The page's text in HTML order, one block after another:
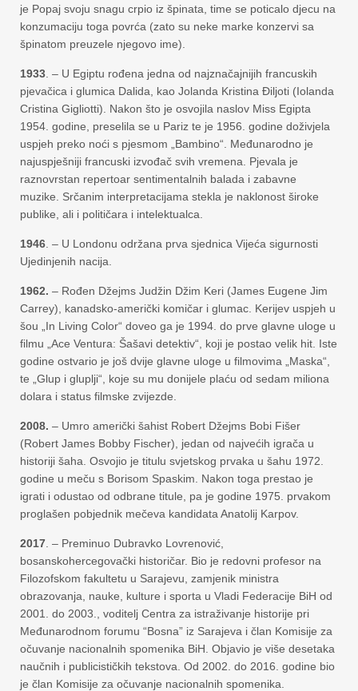
je Popaj svoju snagu crpio iz špinata, time se poticalo djecu na
konzumaciju toga povrća (zato su neke marke konzervi sa
špinatom preuzele njegovo ime).
1933 . – U Egiptu rođena jedna od najznačajnijih francuskih
pjevačica i glumica Dalida, kao Jolanda Kristina Điljoti (Iolanda
Cristina Gigliotti). Nakon što je osvojila naslov Miss Egipta
1954. godine, preselila se u Pariz te je 1956. godine doživjela
uspjeh preko noći s pjesmom „Bambino“. Međunarodno je
najuspješniji francuski izvođač svih vremena. Pjevala je
raznovrstan repertoar sentimentalnih balada i zabavne
muzike. Srčanim interpretacijama stekla je naklonost široke
publike, ali i političara i intelektualca.
1946 . – U Londonu održana prva sjednica Vijeća sigurnosti
Ujedinjenih nacija.
1962. – Rođen Džejms Judžin Džim Keri (James Eugene Jim
Carrey), kanadsko-američki komičar i glumac. Kerijev uspjeh u
šou „In Living Color“ doveo ga je 1994. do prve glavne uloge u
filmu „Ace Ventura: Šašavi detektiv“, koji je postao velik hit. Iste
godine ostvario je još dvije glavne uloge u filmovima „Maska“,
te „Glup i gluplji“, koje su mu donijele plaću od sedam miliona
dolara i status filmske zvijezde.
2008. – Umro američki šahist Robert Džejms Bobi Fišer
(Robert James Bobby Fischer), jedan od najvećih igrača u
historiji šaha. Osvojio je titulu svjetskog prvaka u šahu 1972.
godine u meču s Borisom Spaskim. Nakon toga prestao je
igrati i odustao od odbrane titule, pa je godine 1975. prvakom
proglašen pobjednik mečeva kandidata Anatolij Karpov.
2017 . – Preminuo Dubravko Lovrenović,
bosanskohercegovački historičar. Bio je redovni profesor na
Filozofskom fakultetu u Sarajevu, zamjenik ministra
obrazovanja, nauke, kulture i sporta u Vladi Federacije BiH od
2001. do 2003., voditelj Centra za istraživanje historije pri
Međunarodnom forumu “Bosna” iz Sarajeva i član Komisije za
očuvanje nacionalnih spomenika BiH. Objavio je više desetaka
naučnih i publicističkih tekstova. Od 2002. do 2016. godine bio
je član Komisije za očuvanje nacionalnih spomenika.